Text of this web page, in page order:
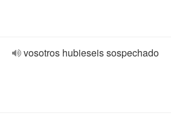
vosotros hubieseis sospechado